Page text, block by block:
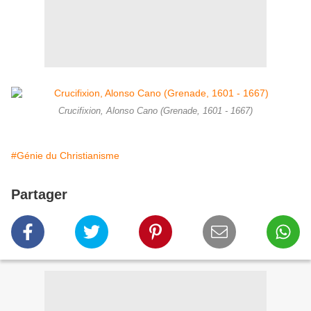
Crucifixion, Alonso Cano (Grenade, 1601 - 1667)
#Génie du Christianisme
Partager